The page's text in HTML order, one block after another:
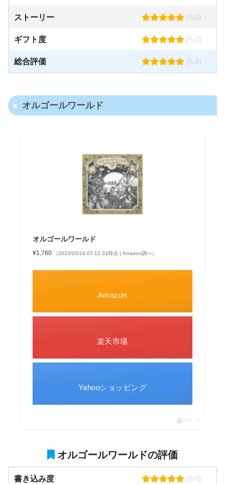
ストーリー (5.0)
ギフト度 (5.0)
総合評価 (5.0)
オルゴールワールド
オルゴールワールド
¥1,760 （2023/05/24 07:12:31時点 | Amazon調べ）
Amazon
楽天市場
Yahooショッピング
ポチップ
オルゴールワールドの評価
書き込み度 (5.0)